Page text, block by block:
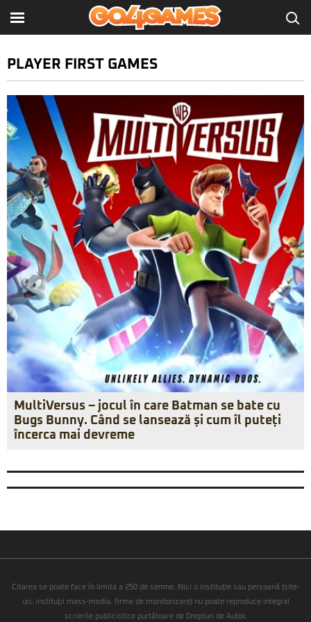
PLAYER FIRST GAMES
MultiVersus – jocul în care Batman se bate cu
Bugs Bunny. Când se lansează și cum îl puteți
încerca mai devreme
Citarea se poate face în limita a 250 de semne. Nici o instituţie sau persoană (site-
uri, instituţii mass-media, firme de monitorizare) nu poate reproduce integral
scrierile publicistice purtătoare de Drepturi de Autor.